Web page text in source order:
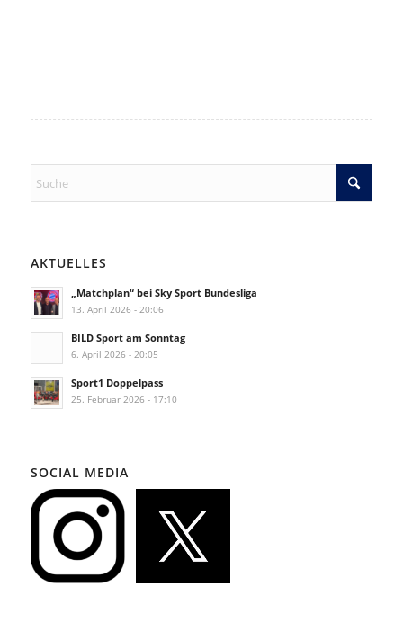
AKTUELLES
„Matchplan“ bei Sky Sport Bundesliga
13. April 2026 - 20:06
BILD Sport am Sonntag
6. April 2026 - 20:05
Sport1 Doppelpass
25. Februar 2026 - 17:10
SOCIAL MEDIA